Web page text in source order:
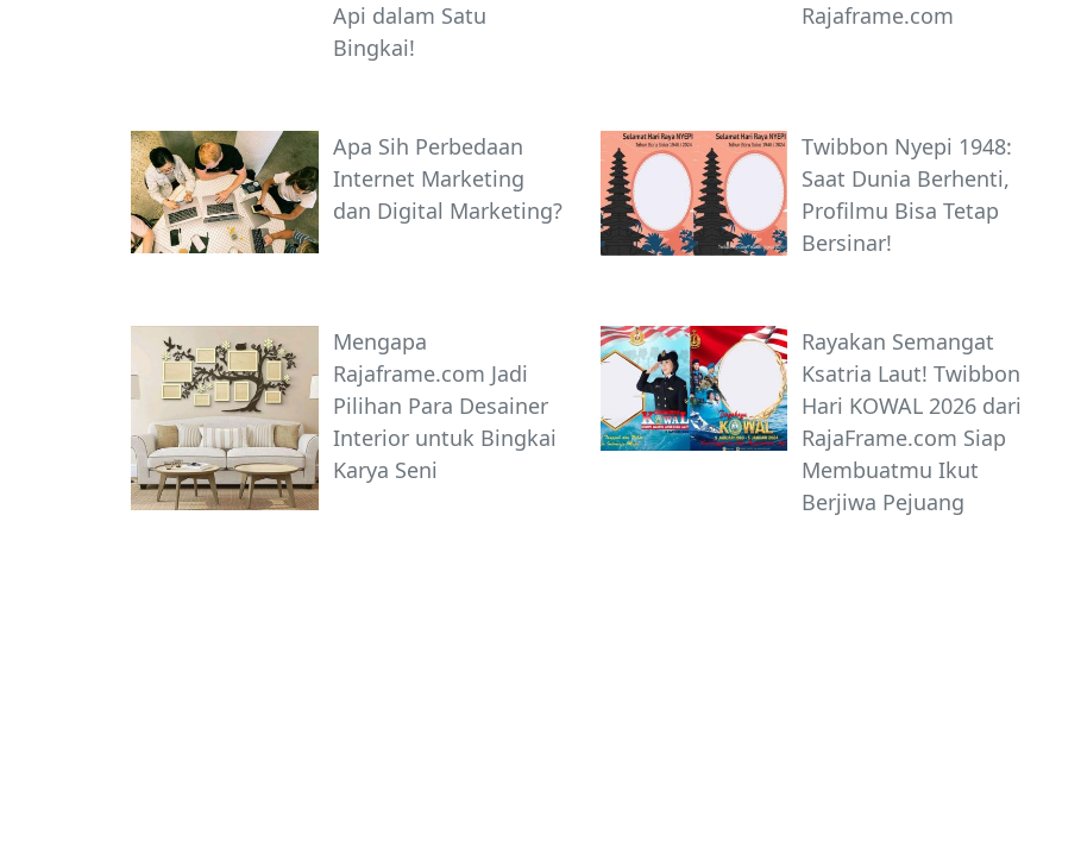
Api dalam Satu
Bingkai!
Rajaframe.com
Apa Sih Perbedaan
Internet Marketing
dan Digital Marketing?
Twibbon Nyepi 1948:
Saat Dunia Berhenti,
Profilmu Bisa Tetap
Bersinar!
Mengapa
Rajaframe.com Jadi
Pilihan Para Desainer
Interior untuk Bingkai
Karya Seni
Rayakan Semangat
Ksatria Laut! Twibbon
Hari KOWAL 2026 dari
RajaFrame.com Siap
Membuatmu Ikut
Berjiwa Pejuang